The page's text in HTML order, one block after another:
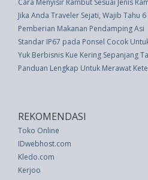
Cara Menyisir Rambut Sesuai Jenis
Jika Anda Traveler Sejati, Wajib Tahu 6
Pemberian Makanan Pendamping Asi
Standar IP67 pada Ponsel Cocok
Yuk Berbisnis Kue Kering Sepanjang
Panduan Lengkap Untuk Merawat
REKOMENDASI
Toko Online
IDwebhost.com
Kledo.com
Kerjoo